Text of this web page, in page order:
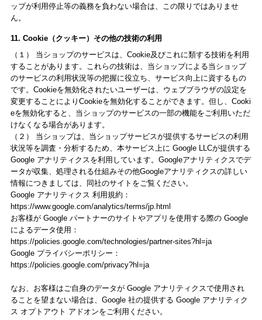
ップが利用停止等の義務を負わない場合は、この限りではありませ
ん。
11. Cookie（クッキー）その他の技術の利用
（１） 当ショップのサービスは、Cookie及びこれに類する技術を利用
することがあります。これらの技術は、当ショップによる当ショップ
のサービスの利用状況等の把握に役立ち、サービス向上に資するもの
です。Cookieを無効化されたいユーザーは、ウェブブラウザの設定を
変更することによりCookieを無効化することができます。但し、Cooki
eを無効化すると、当ショップのサービスの一部の機能をご利用いただ
けなくなる場合があります。
（２） 当ショップは、当ショップサービスが提供するサービスの利用
状況等を調査・分析するため、本サービス上に Google LLCが提供する
Google アナリティクスを利用しています。Googleアナリティクスでデ
ータが収集、処理される仕組みその他Googleアナリティクスの詳しい
情報につきましては、同社のサイトをご覧ください。
Google アナリティクス 利用規約：
https://www.google.com/analytics/terms/jp.html
お客様が Google パートナーのサイトやアプリを使用する際の Google
によるデータ使用：
https://policies.google.com/technologies/partner-sites?hl=ja
Google プライバシーポリシー：
https://policies.google.com/privacy?hl=ja
なお、お客様はご自身のデータが Google アナリティクスで使用され
ることを望まない場合は、Google 社の提供する Google アナリティク
ス オプトアウト アドオンをご利用ください。